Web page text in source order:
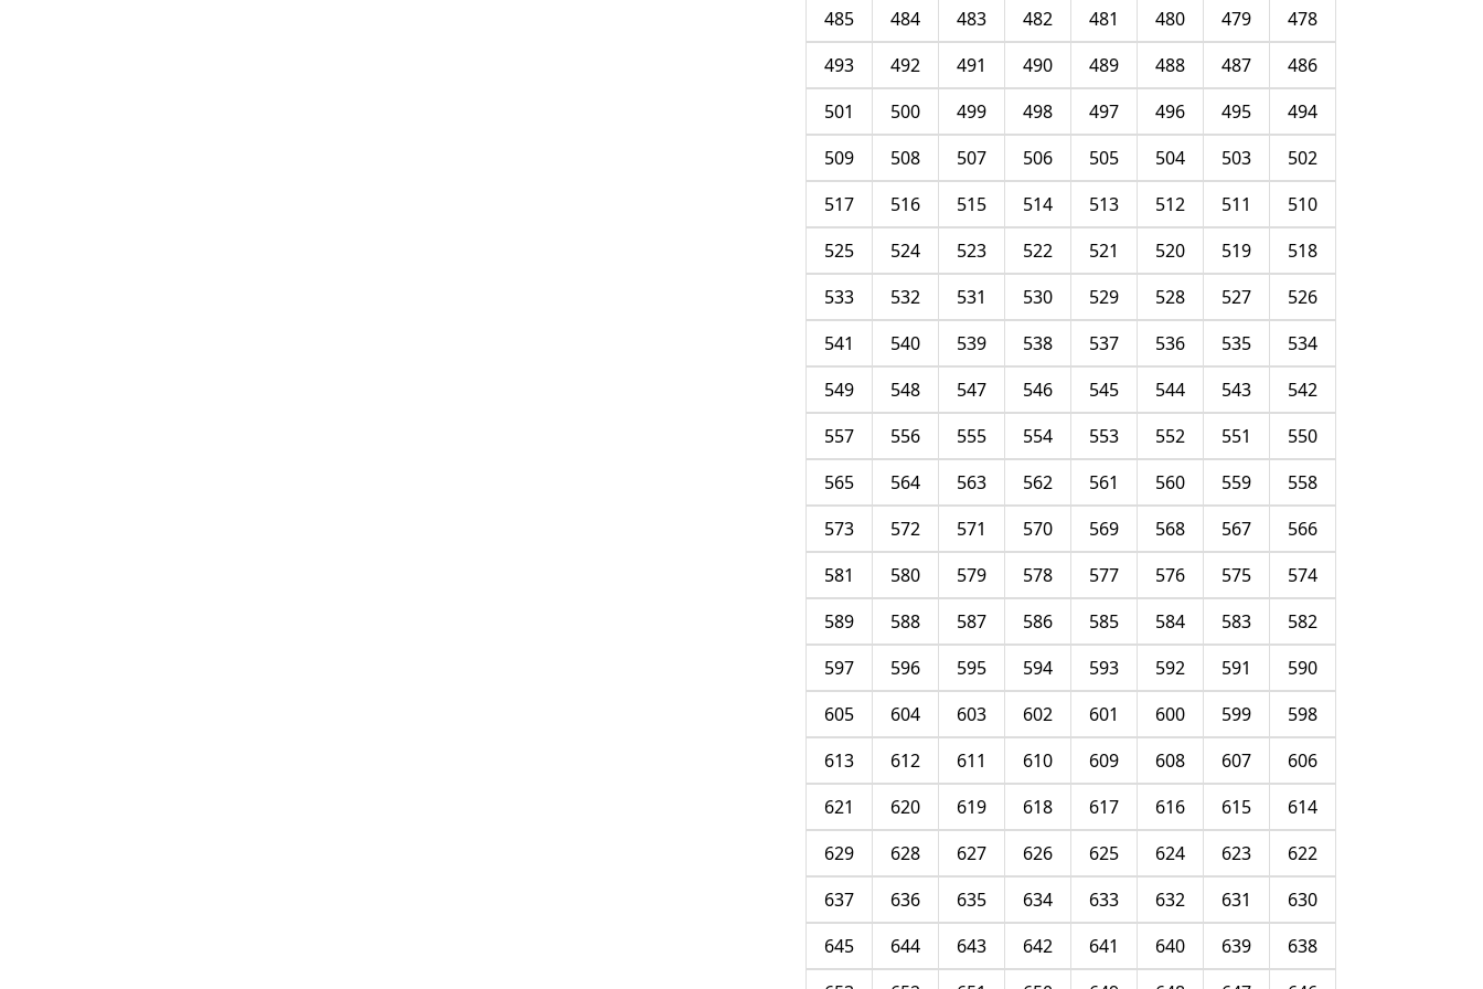
478
479
480
481
482
483
484
485
486
487
488
489
490
491
492
493
494
495
496
497
498
499
500
501
502
503
504
505
506
507
508
509
510
511
512
513
514
515
516
517
518
519
520
521
522
523
524
525
526
527
528
529
530
531
532
533
534
535
536
537
538
539
540
541
542
543
544
545
546
547
548
549
550
551
552
553
554
555
556
557
558
559
560
561
562
563
564
565
566
567
568
569
570
571
572
573
574
575
576
577
578
579
580
581
582
583
584
585
586
587
588
589
590
591
592
593
594
595
596
597
598
599
600
601
602
603
604
605
606
607
608
609
610
611
612
613
614
615
616
617
618
619
620
621
622
623
624
625
626
627
628
629
630
631
632
633
634
635
636
637
638
639
640
641
642
643
644
645